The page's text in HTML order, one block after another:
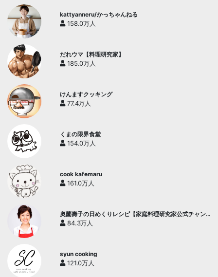
kattyanneru/かっちゃんねる
158.0万人
だれウマ【料理研究家】
185.0万人
けんますクッキング
77.4万人
くまの限界食堂
154.0万人
cook kafemaru
161.0万人
奥薗壽子の日めくりレシピ【家庭料理研究家公式チャン
ネル】
84.3万人
syun cooking
121.0万人